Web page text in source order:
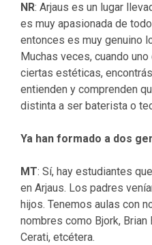
NR: Arjaus es un lugar
es muy apasionada de
entonces es muy genuino
Muchas veces, cuando
ciertas estéticas,
entienden y comprenden
distinta a ser baterista o
Ya han formado a dos
MT: Sí, hay estudiantes
en Arjaus. Los padres
hijos. Tenemos aulas con
nombres como Bjork, Brian
Cerati, etcétera.